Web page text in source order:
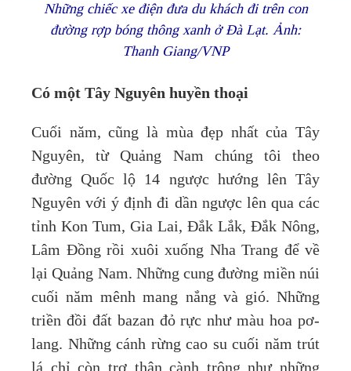
Những chiếc xe điện đưa du khách đi trên con
đường rợp bóng thông xanh ở Đà Lạt. Ảnh:
Thanh Giang/VNP
Có một Tây Nguyên huyền thoại
Cuối năm, cũng là mùa đẹp nhất của Tây
Nguyên, từ Quảng Nam chúng tôi theo
đường Quốc lộ 14 ngược hướng lên Tây
Nguyên với ý định đi dần ngược lên qua các
tỉnh Kon Tum, Gia Lai, Đắk Lắk, Đắk Nông,
Lâm Đồng rồi xuôi xuống Nha Trang để về
lại Quảng Nam. Những cung đường miền núi
cuối năm mênh mang nắng và gió. Những
triền đồi đất bazan đỏ rực như màu hoa pơ-
lang. Những cánh rừng cao su cuối năm trút